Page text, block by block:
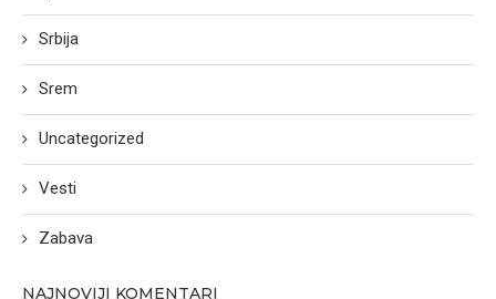
Srbija
Srem
Uncategorized
Vesti
Zabava
NAJNOVIJI KOMENTARI